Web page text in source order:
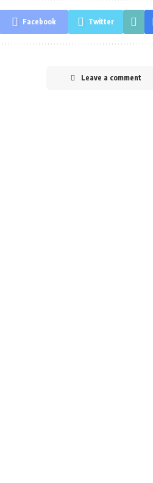
Facebook Twitter
Leave a comment